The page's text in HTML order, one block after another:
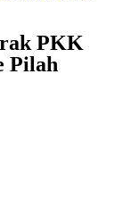
PKK
Pilah